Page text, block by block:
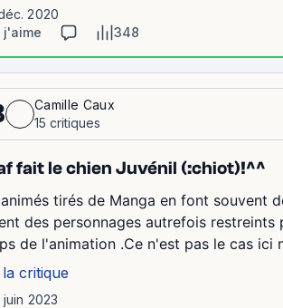
2020
j'aime
348
Camille Caux
15 critiques
fait le chien Juvénil (:chiot)!^^
tirés de Manga en font souvent
des personnages autrefois
de l'animation .Ce n'est pas le cas ici
critique
juin 2023